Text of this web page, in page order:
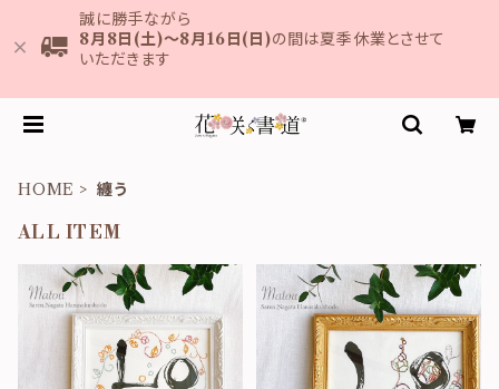
誠に勝手ながら
8月8日(土)～8月16日(日)の間は夏季休業とさせて
いただきます
HOME 纏う
ALL ITEM